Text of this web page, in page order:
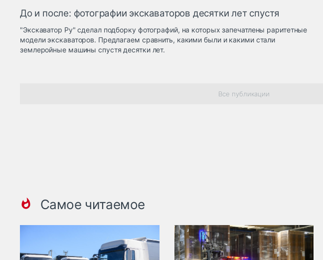
До и после: фотографии экскаваторов десятки лет спустя
"Экскаватор Ру" сделал подборку фотографий, на которых запечатлены раритетные
модели экскаваторов. Предлагаем сравнить, какими были и какими стали
землеройные машины спустя десятки лет.
Все публикации
Самое читаемое